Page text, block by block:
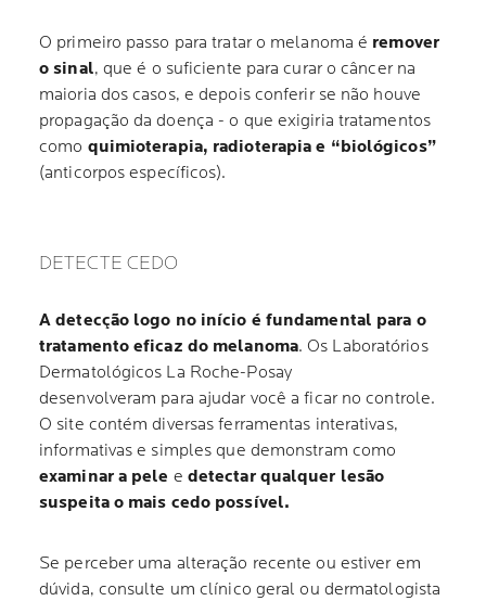
O primeiro passo para tratar o melanoma é remover
o sinal, que é o suficiente para curar o câncer na
maioria dos casos, e depois conferir se não houve
propagação da doença - o que exigiria tratamentos
como quimioterapia, radioterapia e “biológicos”
(anticorpos específicos).
DETECTE CEDO
A detecção logo no início é fundamental para o
tratamento eficaz do melanoma. Os Laboratórios
Dermatológicos La Roche-Posay
desenvolveram para ajudar você a ficar no controle.
O site contém diversas ferramentas interativas,
informativas e simples que demonstram como
examinar a pele e detectar qualquer lesão
suspeita o mais cedo possível.
Se perceber uma alteração recente ou estiver em
dúvida, consulte um clínico geral ou dermatologista